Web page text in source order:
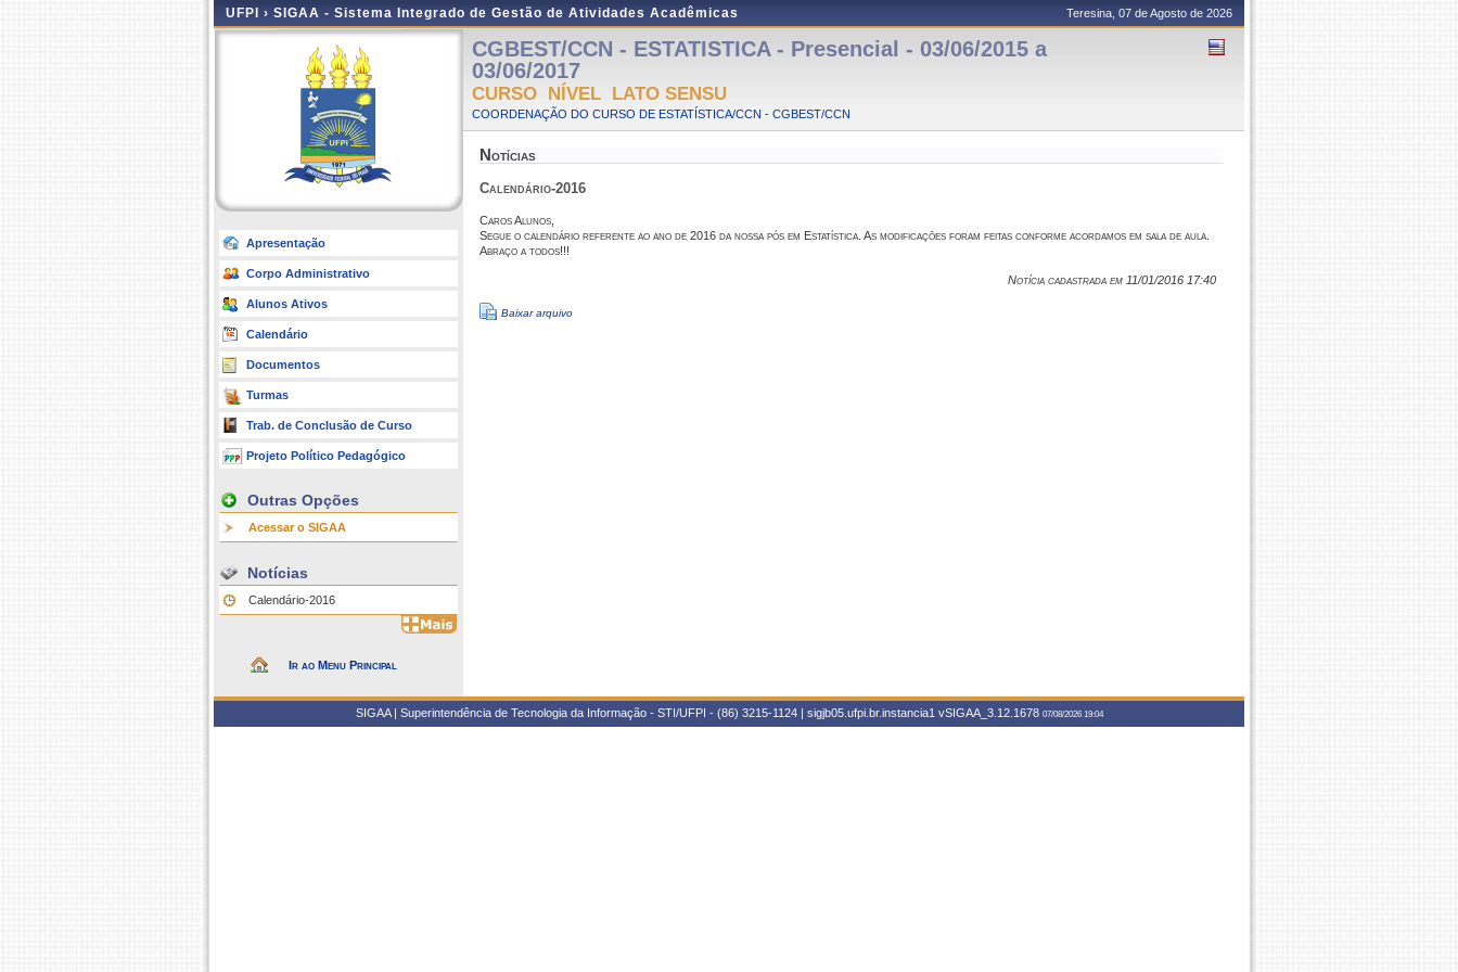
UFPI › SIGAA - Sistema Integrado de Gestão de Atividades Acadêmicas Teresina, 07 de Agosto de 2026
Apresentação
Corpo Administrativo
Alunos Ativos
Calendário
Documentos
Turmas
Trab. de Conclusão de Curso
Projeto Político Pedagógico
Outras Opções
Acessar o SIGAA
Notícias
Calendário-2016
Ir ao Menu Principal
CGBEST/CCN - ESTATISTICA - Presencial - 03/06/2015 a
03/06/2017
CURSO NÍVEL LATO SENSU
COORDENAÇÃO DO CURSO DE ESTATÍSTICA/CCN - CGBEST/CCN
Notícias
Calendário-2016
Caros Alunos,
Segue o calendário referente ao ano de 2016 da nossa pós em Estatística. As modificações foram feitas conforme acordamos em sala de aula.
Abraço a todos!!!
Notícia cadastrada em 11/01/2016 17:40
Baixar arquivo
SIGAA | Superintendência de Tecnologia da Informação - STI/UFPI - (86) 3215-1124 | sigjb05.ufpi.br.instancia1 vSIGAA_3.12.1678 07/08/2026 19:04